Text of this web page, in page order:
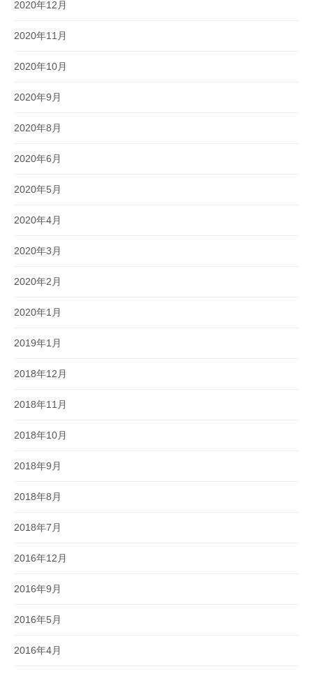
2020年12月
2020年11月
2020年10月
2020年9月
2020年8月
2020年6月
2020年5月
2020年4月
2020年3月
2020年2月
2020年1月
2019年1月
2018年12月
2018年11月
2018年10月
2018年9月
2018年8月
2018年7月
2016年12月
2016年9月
2016年5月
2016年4月